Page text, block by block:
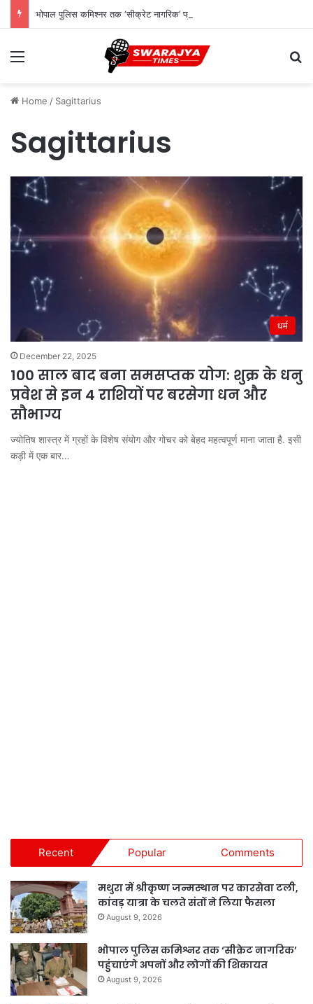
Menu
Home / Sagittarius
Sagittarius
धर्म
December 22, 2025
100 साल बाद बना समसप्तक योग: शुक्र के धनु
प्रवेश से इन 4 राशियों पर बरसेगा धन और
सौभाग्य
ज्योतिष शास्त्र में ग्रहों के विशेष संयोग और गोचर को बेहद महत्वपूर्ण माना जाता है. इसी
कड़ी में एक बार…
Recent Popular Comments
मथुरा में श्रीकृष्ण जन्मस्थान पर कारसेवा टली,
कांवड़ यात्रा के चलते संतों ने लिया फैसला
August 9, 2026
भोपाल पुलिस कमिश्नर तक ‘सीक्रेट नागरिक’
पहुंचाएंगे अपनों और लोगों की शिकायत
August 9, 2026